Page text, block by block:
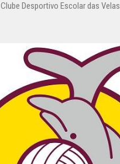
Clube Desportivo Escolar das Velas